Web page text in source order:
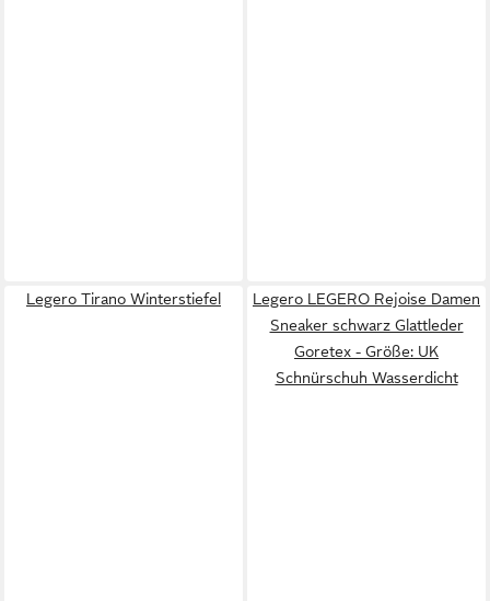
Legero Tirano Winterstiefel
Legero LEGERO Rejoise Damen
Sneaker schwarz Glattleder
Goretex - Größe: UK
Schnürschuh Wasserdicht